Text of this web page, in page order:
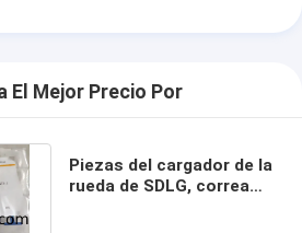
El Mejor Precio Por
Piezas del cargador de la
rueda de SDLG, correa